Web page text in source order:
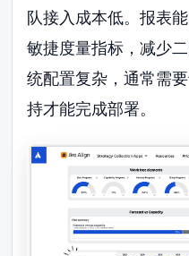
队接入成本低。报表
敏捷度量指标，减少
统配置复杂，通常需
持才能完成部署。